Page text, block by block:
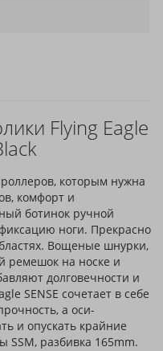
Flying Eagle
роллеров, которым нужна
комфорт и
ботинок ручной
ноги. Прекрасно
Вощеные шнурки,
ремешок на носке и
долговечности и
SENSE сочетает в себе
а оси-
и опускать крайние
SSM, разбивка 165mm.